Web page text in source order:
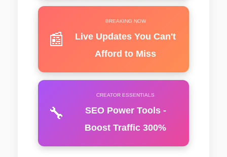
📰
BREAKING NOW
Live Updates You Can't
Afford to Miss
🔧
CREATOR ESSENTIALS
SEO Power Tools -
Boost Traffic 300%